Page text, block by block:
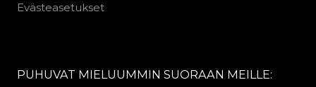
Evästeasetukset
PUHUVAT MIELUUMMIN SUORAAN MEILLE: